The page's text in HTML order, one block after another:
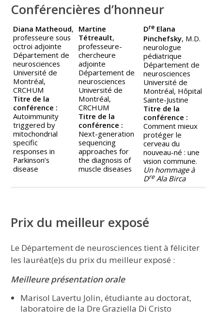
Conférencières d’honneur
Diana Matheoud,
professeure sous
octroi adjointe
Département de
neurosciences
Université de
Montréal,
CRCHUM
Titre de la
conférence :
Autoimmunity
triggered by
mitochondrial
specific
responses in
Parkinson’s
disease
Martine
Tétreault,
professeure-
chercheure
adjointe
Département de
neurosciences
Université de
Montréal,
CRCHUM
Titre de la
conférence :
Next-generation
sequencing
approaches for
the diagnosis of
muscle diseases
Dre Elana
Pinchefsky, M.D.
neurologue
pédiatrique
Département de
neurosciences
Université de
Montréal, Hôpital
Sainte-Justine
Titre de la
conférence :
Comment mieux
protéger le
cerveau du
nouveau-né : une
vision commune.
Un hommage à
DreAla Birca
Prix du meilleur exposé
Le Département de neurosciences tient à féliciter
les lauréat(e)s du prix du meilleur exposé :
Meilleure présentation orale
Marisol Lavertu Jolin, étudiante au doctorat,
laboratoire de la Dre Graziella Di Cristo